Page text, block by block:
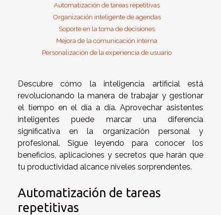
Automatización de tareas repetitivas
Organización inteligente de agendas
Soporte en la toma de decisiones
Mejora de la comunicación interna
Personalización de la experiencia de usuario
Descubre cómo la inteligencia artificial está
revolucionando la manera de trabajar y gestionar
el tiempo en el día a día. Aprovechar asistentes
inteligentes puede marcar una diferencia
significativa en la organización personal y
profesional. Sigue leyendo para conocer los
beneficios, aplicaciones y secretos que harán que
tu productividad alcance niveles sorprendentes.
Automatización de tareas
repetitivas